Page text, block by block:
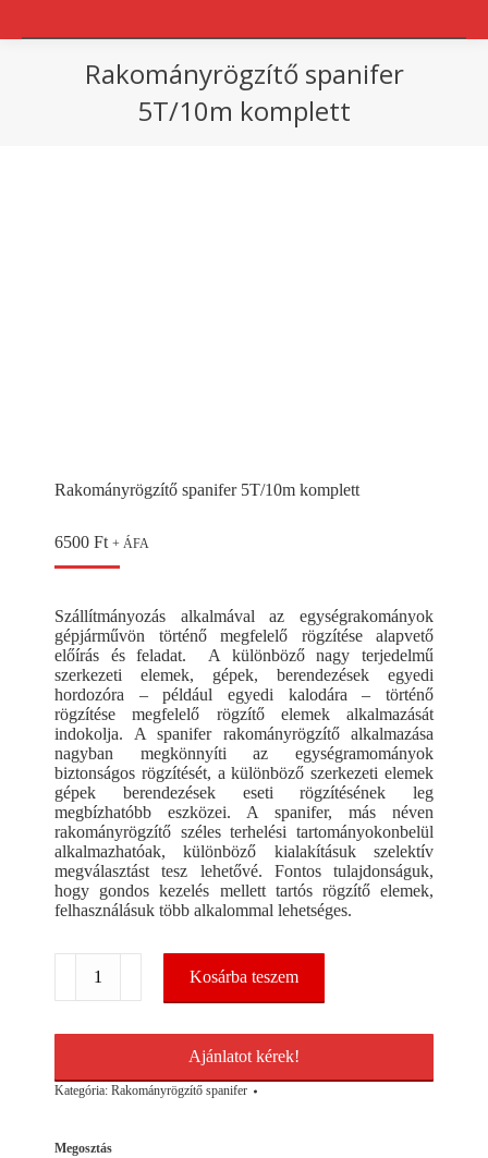
Rakományrögzítő spanifer
5T/10m komplett
Rakományrögzítő spanifer 5T/10m komplett
6500 Ft + ÁFA
Szállítmányozás alkalmával az egységrakományok
gépjárművön történő megfelelő rögzítése alapvető
előírás és feladat. A különböző nagy terjedelmű
szerkezeti elemek, gépek, berendezések egyedi
hordozóra – például egyedi kalodára – történő
rögzítése megfelelő rögzítő elemek alkalmazását
indokolja. A spanifer rakományrögzítő alkalmazása
nagyban megkönnyíti az egységramományok
biztonságos rögzítését, a különböző szerkezeti elemek
gépek berendezések eseti rögzítésének leg
megbízhatóbb eszközei. A spanifer, más néven
rakományrögzítő széles terhelési tartományokonbelül
alkalmazhatóak, különböző kialakításuk szelektív
megválasztást tesz lehetővé. Fontos tulajdonságuk,
hogy gondos kezelés mellett tartós rögzítő elemek,
felhasználásuk több alkalommal lehetséges.
spanifer
5T/10m
mennyiség
Kosárba teszem
Ajánlatot kérek!
Kategória: Rakományrögzítő spanifer
Megosztás